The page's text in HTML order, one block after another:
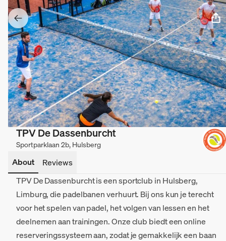
TPV De Dassenburcht
Sportparklaan 2b, Hulsberg
About
Reviews
TPV De Dassenburcht is een sportclub in Hulsberg,
Limburg, die padelbanen verhuurt. Bij ons kun je terecht
voor het spelen van padel, het volgen van lessen en het
deelnemen aan trainingen. Onze club biedt een online
reserveringssysteem aan, zodat je gemakkelijk een baan